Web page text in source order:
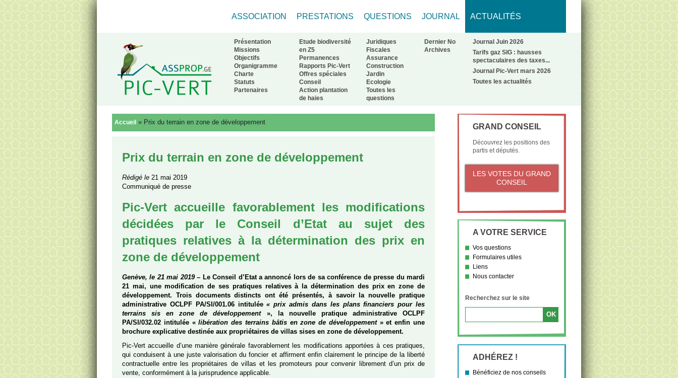
Retour à l'accueil
ASSOCIATION
Présentation
Missions
Objectifs
Organigramme
Charte
Statuts
Partenaires
PRESTATIONS
Etude biodiversité
en Z5
Permanences
Rapports Pic-Vert
Offres spéciales
Conseil
Action plantation
de haies
QUESTIONS
Juridiques
Fiscales
Assurance
Construction
Jardin
Ecologie
Toutes les
questions
JOURNAL
Dernier No
Archives
ACTUALITÉS
Journal Juin 2026
Tarifs gaz SIG : hausses
spectaculaires des taxes...
Journal Pic-Vert mars 2026
Toutes les actualités
Accueil » Prix du terrain en zone de développement
Prix du terrain en zone de développement
Rédigé le 21 mai 2019
Communiqué de presse
Pic-Vert accueille favorablement les modifications
décidées par le Conseil d’Etat au sujet des
pratiques relatives à la détermination des prix en
zone de développement
Genève, le 21 mai 2019– Le Conseil d’Etat a annoncé lors de sa conférence de presse du mardi
21 mai, une modification de ses pratiques relatives à la détermination des prix en zone de
développement. Trois documents distincts ont été présentés, à savoir la nouvelle pratique
administrative OCLPF PA/SI/001.06 intitulée« prix admis dans les plans financiers pour les
terrains sis en zone de développement», la nouvelle pratique administrative OCLPF
PA/SI/032.02 intitulée «libération des terrains bâtis en zone de développement» et enfin une
brochure explicative destinée aux propriétaires de villas sises en zone de développement.
Pic-Vert accueille d’une manière générale favorablement les modifications apportées à ces pratiques,
qui conduisent à une juste valorisation du foncier et affirment enfin clairement le principe de la liberté
contractuelle entre les propriétaires de villas et les promoteurs pour convenir librement d’un prix de
vente, conformément à la jurisprudence applicable.
GRAND CONSEIL
Découvrez les positions des
partis et députés.
LES VOTES DU GRAND
CONSEIL
A VOTRE SERVICE
Vos questions
Formulaires utiles
Liens
Nous contacter
Recherchez sur le site
ADHÉREZ !
Bénéficiez de nos conseils